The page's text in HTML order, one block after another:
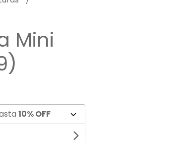
Mini
10% OFF